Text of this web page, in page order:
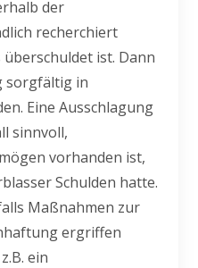
der
recherchiert
ist. Dann
sorgfältig in
Eine Ausschlagung
sinnvoll,
vorhanden ist,
Schulden hatte.
Maßnahmen zur
ergriffen
ein